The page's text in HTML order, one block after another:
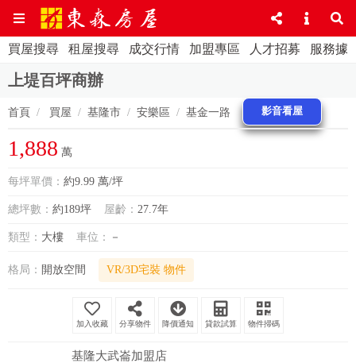
買屋搜尋 租屋搜尋 成交行情 加盟專區 人才招募 服務據
上堤百坪商辦
首頁 買屋 基隆市 安樂區 基金一路 影音看屋
1,888 萬
每坪單價： 約9.99 萬/坪
總坪數： 約189坪 屋齡： 27.7年
類型： 大樓 車位： －
格局： 開放空間 VR/3D宅裝 物件
分享物件 降價通知 貸款試算 物件掃碼
基隆大武崙加盟店